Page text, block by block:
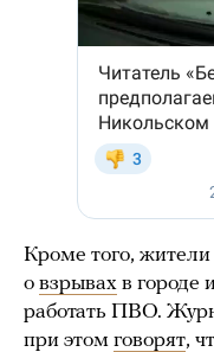
Кроме того, жители
о взрывах в городе
работать ПВО.
при этом говорят,